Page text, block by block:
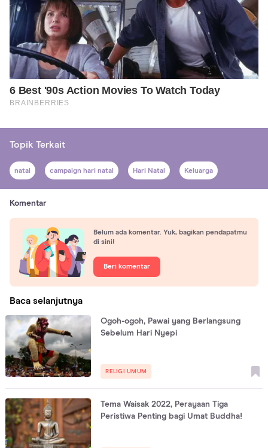
Topik Terkait
natal campaign hari natal Hari Natal Keluarga
Komentar
Belum ada komentar. Yuk, bagikan pendapatmu
di sini!
Beri komentar
Baca selanjutnya
Ogoh-ogoh, Pawai yang Berlangsung
Sebelum Hari Nyepi
RELIGI UMUM
Tema Waisak 2022, Perayaan Tiga
Peristiwa Penting bagi Umat Buddha!